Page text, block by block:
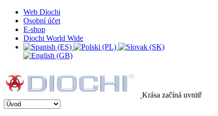
Web Diochi
Osobní účet
E-shop
Diochi World Wide
Krása začíná uvnitř